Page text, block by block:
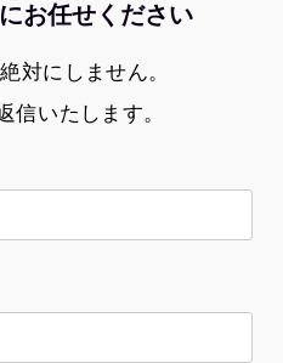
お任せください
対にしません。
信いたします。